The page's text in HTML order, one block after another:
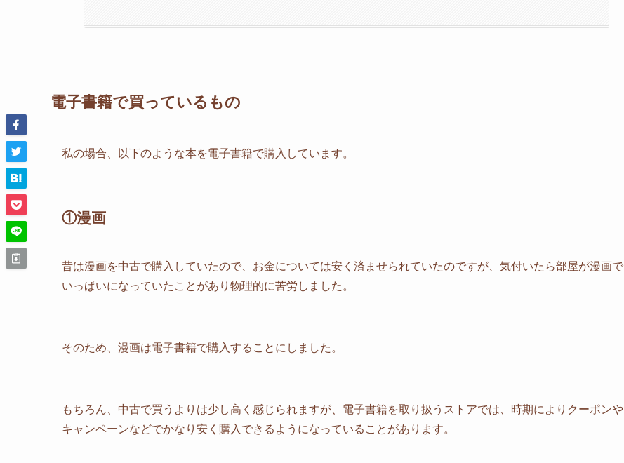
電子書籍で買っているもの
私の場合、以下のような本を電子書籍で購入しています。
①漫画
昔は漫画を中古で購入していたので、お金については安く済ませられていたのですが、気付いたら部屋が漫画で
いっぱいになっていたことがあり物理的に苦労しました。
そのため、漫画は電子書籍で購入することにしました。
もちろん、中古で買うよりは少し高く感じられますが、電子書籍を取り扱うストアでは、時期によりクーポンや
キャンペーンなどでかなり安く購入できるようになっていることがあります。